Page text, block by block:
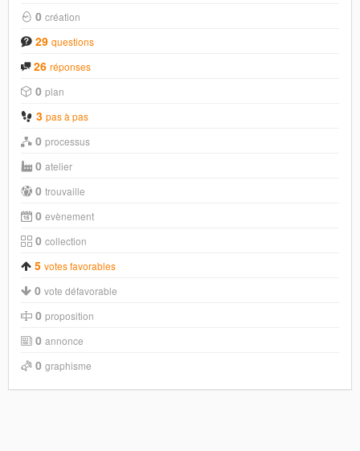
0 création
29 questions
26 réponses
0 plan
3 pas à pas
0 processus
0 atelier
0 trouvaille
0 evènement
0 collection
5 votes favorables
0 vote défavorable
0 proposition
0 annonce
0 graphisme